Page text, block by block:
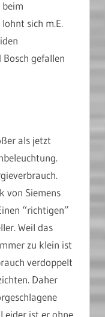
sich m.E.
gefallen
als jetzt
von Siemens
“richtigen”
Weil das
zu klein ist
verdoppelt
Daher
. Leider ist er ohne